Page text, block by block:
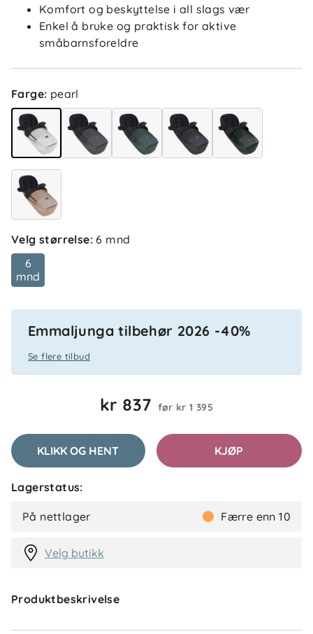
Komfort og beskyttelse i all slags vær
Enkel å bruke og praktisk for aktive
småbarnsforeldre
Farge: pearl
Velg størrelse:6 mnd
6
mnd
Emmaljunga tilbehør 2026 -40%
Se flere tilbud
kr 837 før kr 1 395
KLIKK OG HENT KJØP
Lagerstatus:
På nettlager Færre enn 10
Velg butikk
Produktbeskrivelse